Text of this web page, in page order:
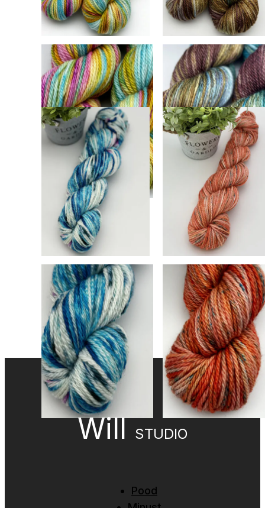
Carousel, Superwash
100% Meriino, 100 g
25,00€
Vali
tootelehel
Bull Shot, Superwash
100% Meriino, 100 g
25,00€
Vali
tootelehel
Blackberry, Superwash
100% Meriino, 100 g
25,00€
Vali
Sellel
tootel
on
varianti.
Valikud
valida
tootelehel
Coral Confetti,
Superwash 100%
Meriino, 100 g
25,00€
Sellel
tootel
tootelehel
WillSTUDIO
Pood